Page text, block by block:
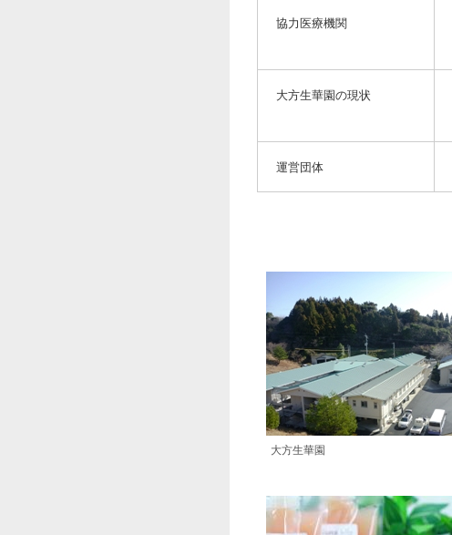
協力医療機関
大方生華園の現状
運営団体
大方生華園